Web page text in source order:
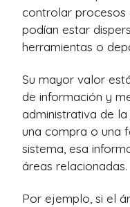
controlar procesos
podían estar
herramientas o
Su mayor valor
de información y
administrativa de la
una compra o una
sistema, esa
áreas relacionadas.
Por ejemplo, si el